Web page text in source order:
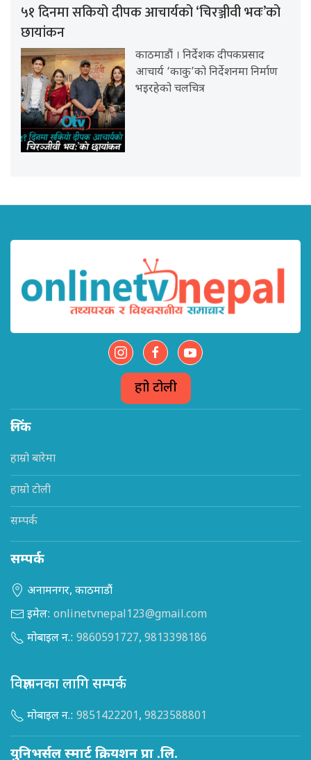
५१ दिनमा सकियो दीपक आचार्यको ‘चिरञ्जीवी भवः’को
छायांकन
काठमाडौं । निर्देशक दीपकप्रसाद
आचार्य ‘काकु’को निर्देशनमा निर्माण
भइरहेको चलचित्र
हाम्रो टोली
लिंक
हाम्रो बारेमा
हाम्रो टोली
सम्पर्क
सम्पर्क
अनामनगर, काठमाडौं
इमेल: onlinetvnepal123@gmail.com
मोबाइल न.: 9860591727, 9813398186
विज्ञापनका लागि सम्पर्क
मोबाइल न.: 9851422201, 9823588801
युनिभर्सल स्मार्ट क्रियशन प्रा .लि.